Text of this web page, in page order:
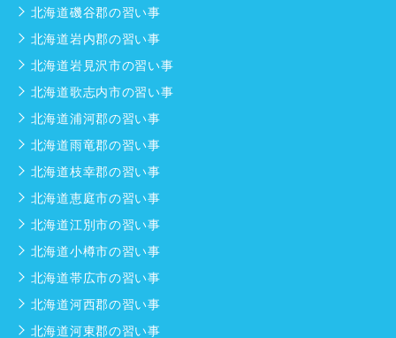
北海道磯谷郡の習い事
北海道岩内郡の習い事
北海道岩見沢市の習い事
北海道歌志内市の習い事
北海道浦河郡の習い事
北海道雨竜郡の習い事
北海道枝幸郡の習い事
北海道恵庭市の習い事
北海道江別市の習い事
北海道小樽市の習い事
北海道帯広市の習い事
北海道河西郡の習い事
北海道河東郡の習い事